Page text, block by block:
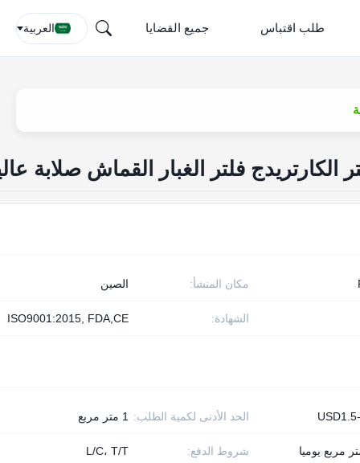
طلب اقتباس جميع القضايا العربية
مكان المنشأ: الصين
الشهادة: ISO9001:2015, FDA,CE
الحد الأدنى لكمية الطلب: 1 متر مربع
شروط الدفع: L/C، T/T